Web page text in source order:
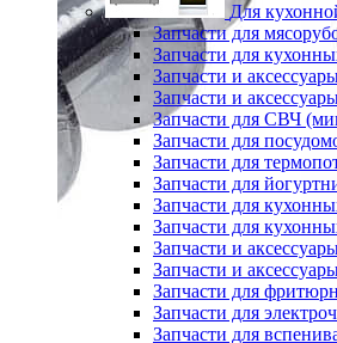
Для
Запчасти для
Запчасти для
Запчасти и
Запчасти и
Запчасти для СВЧ
Запчасти для
Запчасти для
Запчасти для
Запчасти для
Запчасти для
Запчасти и
Запчасти и
Запчасти для
Запчасти для
Запчасти для